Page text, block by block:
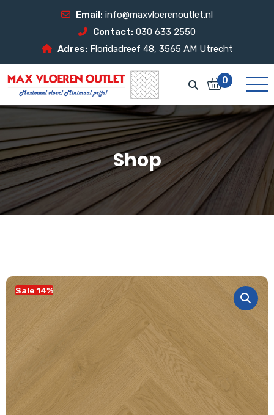
Email: info@maxvloerenoutlet.nl
Contact: 030 633 2550
Adres: Floridadreef 48, 3565 AM Utrecht
0
Shop
Sale 14%